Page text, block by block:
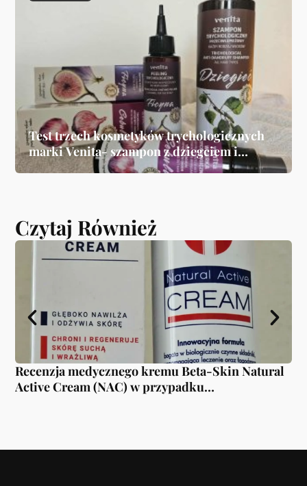
Test trzech kosmetyków trychologicznych
marki Venita- szampon z dziegciem i
Climbazolem, peeling z ficyną, wcierka z
Czytaj Również
Recenzja medycznego kremu Beta-Skin Natural
Active Cream (NAC) w przypadku